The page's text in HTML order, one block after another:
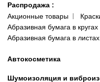
Распродажа :
Акционные товары
Абразивная бумага в кругах
Абразивная бумага в листах
Автокосметика
Шумоизоляция и